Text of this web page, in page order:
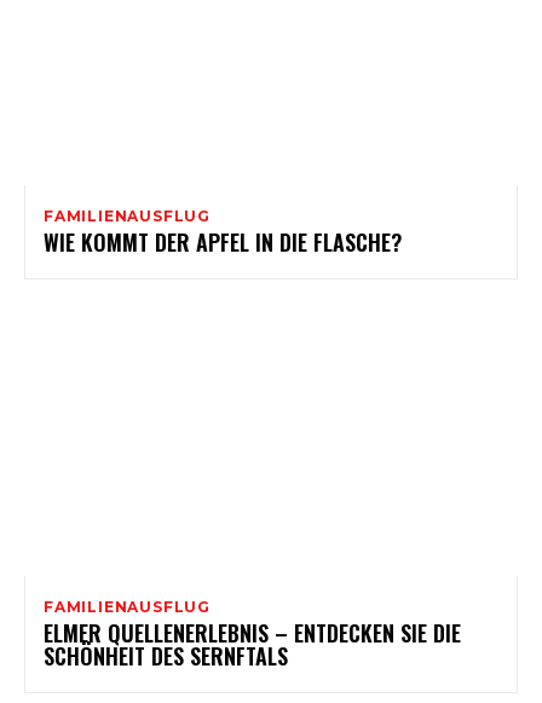
FAMILIENAUSFLUG
WIE KOMMT DER APFEL IN DIE FLASCHE?
FAMILIENAUSFLUG
ELMER QUELLENERLEBNIS – ENTDECKEN SIE DIE
SCHÖNHEIT DES SERNFTALS